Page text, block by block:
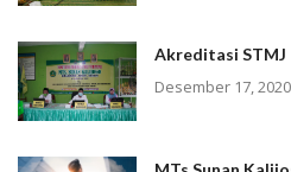
Akreditasi STMJ
Desember 17, 2020